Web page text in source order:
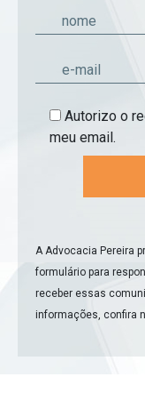
Autorizo o
meu email.
A Advocacia Pereira
formulário para
receber essas
informações, confira